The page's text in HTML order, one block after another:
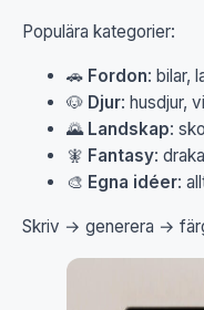
Populära kategorier:
🚗 Fordon: bilar,
🐶 Djur: husdjur,
🌄 Landskap:
🧚 Fantasy:
🎨 Egna idéer:
Skriv → generera →